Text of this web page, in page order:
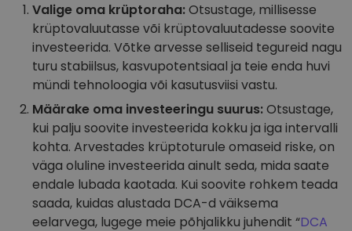
Valige oma krüptoraha:Otsustage, millisesse
krüptovaluutasse või krüptovaluutadesse soovite
investeerida. Võtke arvesse selliseid tegureid nagu
turu stabiilsus, kasvupotentsiaal ja teie enda huvi
mündi tehnoloogia või kasutusviisi vastu.
Määrake oma investeeringu suurus:Otsustage,
kui palju soovite investeerida kokku ja iga intervalli
kohta. Arvestades krüptoturule omaseid riske, on
väga oluline investeerida ainult seda, mida saate
endale lubada kaotada. Kui soovite rohkem teada
saada, kuidas alustada DCA-d väiksema
eelarvega, lugege meie põhjalikku juhendit “DCA